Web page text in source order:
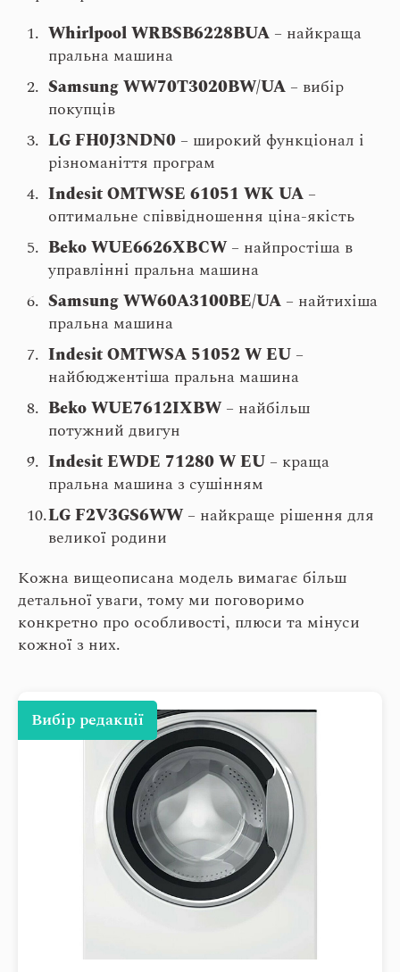
Whirlpool WRBSB6228BUA – найкраща
пральна машина
Samsung WW70T3020BW/UA – вибір
покупців
LG FH0J3NDN0 – широкий функціонал і
різноманіття програм
Indesit OMTWSE 61051 WK UA –
оптимальне співвідношення ціна-якість
Beko WUE6626XBCW– найпростіша в
управлінні пральна машина
Samsung WW60A3100BE/UA – найтихіша
пральна машина
Indesit OMTWSA 51052 W EU –
найбюджентіша пральна машина
Beko WUE7612IXBW– найбільш
потужний двигун
Indesit EWDE 71280 W EU – краща
пральна машина з сушінням
LG F2V3GS6WW– найкраще рішення для
великої родини
Кожна вищеописана модель вимагає більш
детальної уваги, тому ми поговоримо
конкретно про особливості, плюси та мінуси
кожної з них.
Вибір редакції